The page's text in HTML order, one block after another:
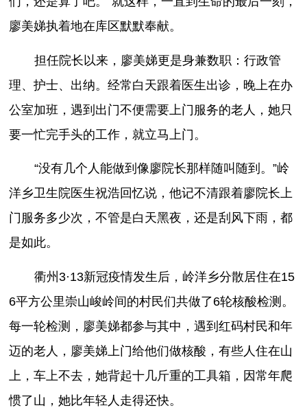
廖美娣执着地在库区默默奉献。
担任院长以来，廖美娣更是身兼数职：行政管
理、护士、出纳。经常白天跟着医生出诊，晚上在办
公室加班，遇到出门不便需要上门服务的老人，她只
要一忙完手头的工作，就立马上门。
“没有几个人能做到像廖院长那样随叫随到。”岭
洋乡卫生院医生祝浩回忆说，他记不清跟着廖院长上
门服务多少次，不管是白天黑夜，还是刮风下雨，都
是如此。
衢州3·13新冠疫情发生后，岭洋乡分散居住在15
6平方公里崇山峻岭间的村民们共做了6轮核酸检测。
每一轮检测，廖美娣都参与其中，遇到红码村民和年
迈的老人，廖美娣上门给他们做核酸，有些人住在山
上，车上不去，她背起十几斤重的工具箱，因常年爬
惯了山，她比年轻人走得还快。